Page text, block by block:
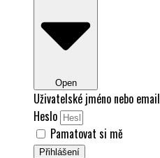
Open
Uživatelské jméno nebo email
Heslo
Pamatovat si mě
Přihlášení